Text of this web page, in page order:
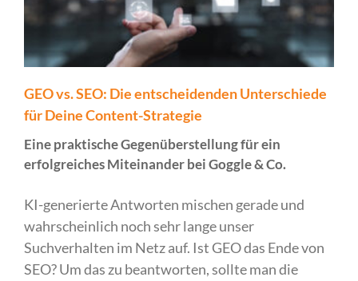
GEO vs. SEO: Die entscheidenden Unterschiede
für Deine Content-Strategie
Eine praktische Gegenüberstellung für ein
erfolgreiches Miteinander bei Goggle & Co.
KI-generierte Antworten mischen gerade und
wahrscheinlich noch sehr lange unser
Suchverhalten im Netz auf. Ist GEO das Ende von
SEO? Um das zu beantworten, sollte man die